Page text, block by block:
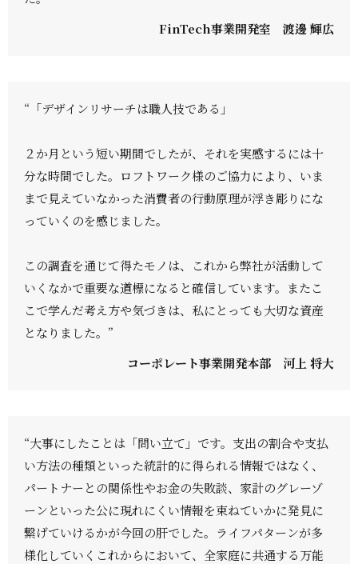
FinTech事業開発室 渡邊 輝広
“「デザインリサーチは職人技である」
２か月という短い期間でしたが、それを実感するには十
分な時間でした。ロフトワーク様のご協力により、いま
まで見えていなかった消費者の行動原理が浮き彫りにな
っていくのを感じました。
この調査を通じて得たモノは、これから弊社が活動して
いくなかで重要な道標になると確信しています。またこ
こで学んだ考え方や気づきは、私にとっても大切な資産
となりました。”
コーポレート事業開発本部 河上 将大
“大事にしたことは「問い立て」です。支出の割合や支払
い方法の種類といった統計的に得られる情報ではなく、
パートナーとの関係性やお金の失敗談、家計のグレーゾ
ーンといった公に現れにくい情報を束ねていかに発見に
繋げていけるかが今回の肝でした。ライフパターンが多
様化していくこれからにおいて、全家庭に共通する万能